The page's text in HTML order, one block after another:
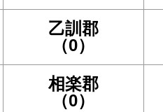
乙訓郡
（0）
相楽郡
（0）